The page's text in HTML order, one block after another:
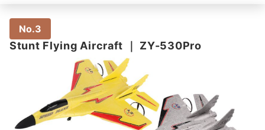
No.3
Stunt Flying Aircraft ZY-530Pro